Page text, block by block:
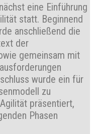
eine Einführung
statt. Beginnend
anschließend die
der
gemeinsam mit
wurde ein für
zu
präsentiert,
Phasen